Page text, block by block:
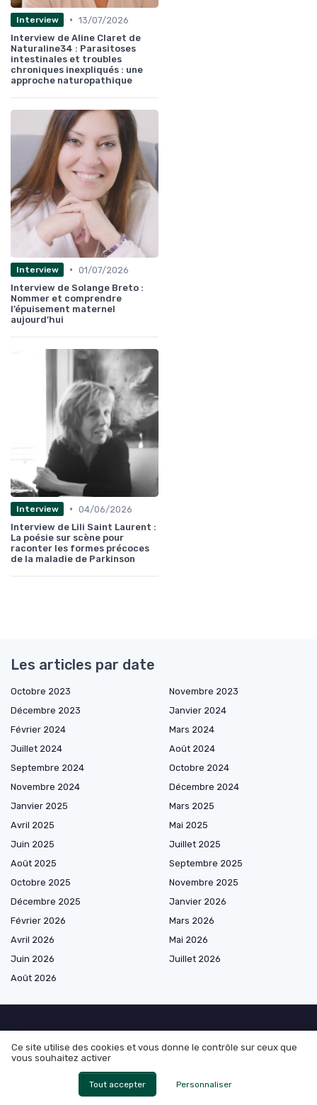
Interview • 13/07/2026
Interview de Aline Claret de
Naturaline34 : Parasitoses
intestinales et troubles
chroniques inexpliqués : une
approche naturopathique
Interview • 01/07/2026
Interview de Solange Breto :
Nommer et comprendre
l’épuisement maternel
aujourd’hui
Interview • 04/06/2026
Interview de Lili Saint Laurent :
La poésie sur scène pour
raconter les formes précoces
de la maladie de Parkinson
Les articles par date
Octobre 2023
Novembre 2023
Décembre 2023
Janvier 2024
Février 2024
Mars 2024
Juillet 2024
Août 2024
Septembre 2024
Octobre 2024
Novembre 2024
Décembre 2024
Janvier 2025
Mars 2025
Avril 2025
Mai 2025
Juin 2025
Juillet 2025
Août 2025
Septembre 2025
Octobre 2025
Novembre 2025
Décembre 2025
Janvier 2026
Février 2026
Mars 2026
Avril 2026
Mai 2026
Juin 2026
Juillet 2026
Août 2026
Les plus lus
Profiter pleinement des massages naturistes en Ille-et-Vilaine pour un
bien-être authentique
Ce site utilise des cookies et vous donne le contrôle sur ceux que
vous souhaitez activer
Tout accepter Personnaliser